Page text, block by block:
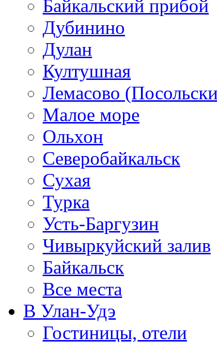
Байкальский прибой
Дубинино
Дулан
Култушная
Лемасово
Малое море
Ольхон
Северобайкальск
Сухая
Турка
Усть-Баргузин
Чивыркуйский залив
Байкальск
Все места
В Улан-Удэ
Гостиницы, отели